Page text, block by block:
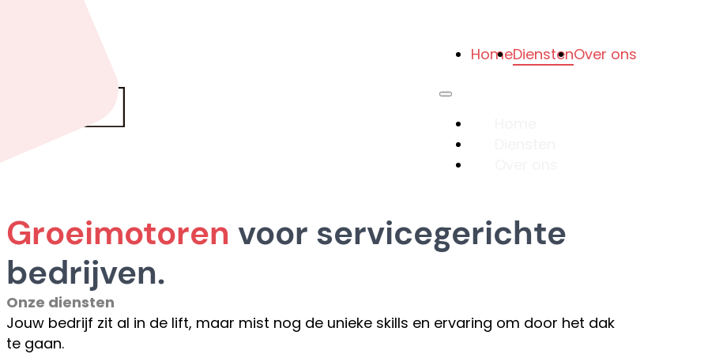
HomeDienstenOver ons
Groeimotoren voor servicegerichte
bedrijven.
Onze diensten
Jouw bedrijf zit al in de lift, maar mist nog de unieke skills en ervaring om door het dak
te gaan.